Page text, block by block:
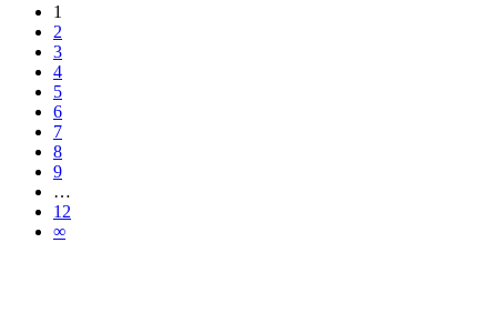
1
2
3
4
5
6
7
8
9
…
12
∞